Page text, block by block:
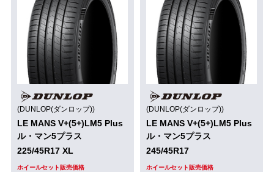
(DUNLOP(ダンロップ))
LE MANS V+(5+)LM5 Plus
ル・マン5プラス
225/45R17 XL
ホイールセット販売価格
(DUNLOP(ダンロップ))
LE MANS V+(5+)LM5 Plus
ル・マン5プラス
245/45R17
ホイールセット販売価格